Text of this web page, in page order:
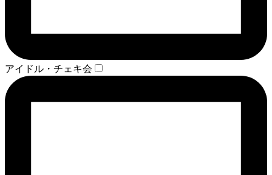
アイドル・チェキ会